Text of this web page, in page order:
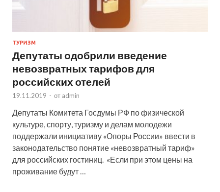
ТУРИЗМ
Депутаты одобрили введение
невозвратных тарифов для
российских отелей
19.11.2019 - от admin
Депутаты Комитета Госдумы РФ по физической
культуре, спорту, туризму и делам молодежи
поддержали инициативу «Опоры России» ввести в
законодательство понятие «невозвратный тариф»
для российских гостиниц. «Если при этом цены на
проживание будут …